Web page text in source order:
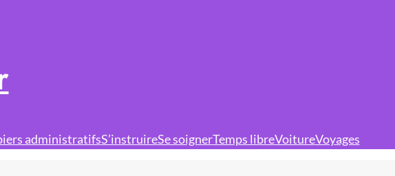
administratifsS’instruireSe soignerTemps libreVoitureVoyages